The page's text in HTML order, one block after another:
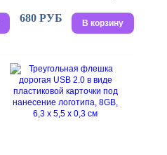
680 РУБ В корзину